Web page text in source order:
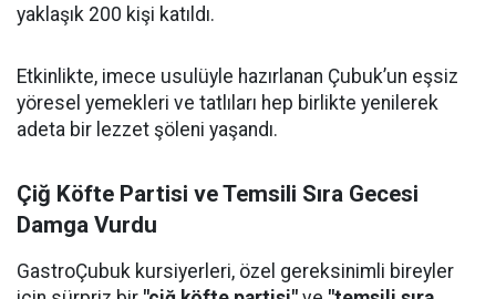
yaklaşık 200 kişi katıldı.
Etkinlikte, imece usulüyle hazırlanan Çubuk’un eşsiz
yöresel yemekleri ve tatlıları hep birlikte yenilerek
adeta bir lezzet şöleni yaşandı.
Çiğ Köfte Partisi ve Temsili Sıra Gecesi
Damga Vurdu
GastroÇubuk kursiyerleri, özel gereksinimli bireyler